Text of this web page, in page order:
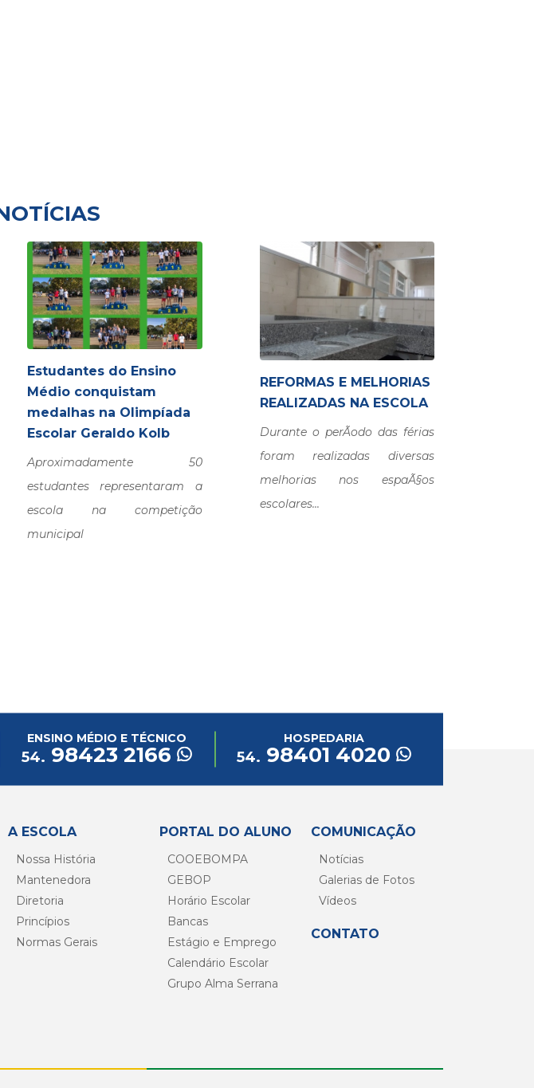
Estudantes do Ensino
Médio conquistam
medalhas na Olimpíada
Escolar Geraldo Kolb
Aproximadamente 50
estudantes representaram a
escola na competição
municipal
REFORMAS E MELHORIAS
REALIZADAS NA ESCOLA
Durante o perÃ­odo das férias
foram realizadas diversas
melhorias nos espaÃ§os
escolares...
ENSINO MÉDIO E TÉCNICO
54. 98423 2166
HOSPEDARIA
54. 98401 4020
A ESCOLA
Nossa História
Mantenedora
Diretoria
Princípios
Normas Gerais
PORTAL DO ALUNO
COOEBOMPA
GEBOP
Horário Escolar
Bancas
Estágio e Emprego
Calendário Escolar
Grupo Alma Serrana
COMUNICAÇÃO
Notícias
Galerias de Fotos
Vídeos
CONTATO